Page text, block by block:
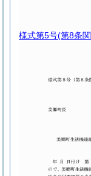
様式第5号(第8条